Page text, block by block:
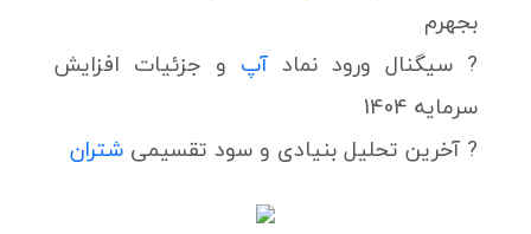
بجهرم
? سیگنال ورود نماد آپ و جزئیات افزایش
سرمایه 1404
? آخرین تحلیل بنیادی و سود تقسیمی شتران